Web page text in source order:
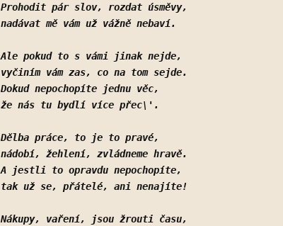
Prohodit pár slov, rozdat úsměvy,
nadávat mě vám už vážně nebaví.
Ale pokud to s vámi jinak nejde,
vyčiním vám zas, co na tom sejde.
Dokud nepochopíte jednu věc,
že nás tu bydlí více přec\'.
Dělba práce, to je to pravé,
nádobí, žehlení, zvládneme hravě.
A jestli to opravdu nepochopíte,
tak už se, přátelé, ani nenajíte!
Nákupy, vaření, jsou žrouti času,